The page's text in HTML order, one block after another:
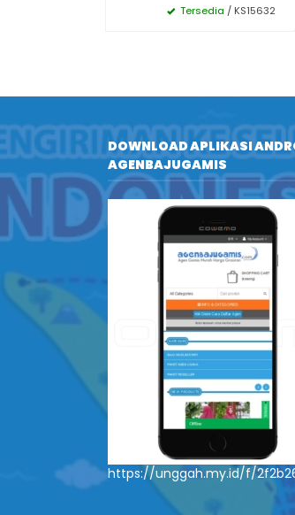
Tersedia / KS15632
DOWNLOAD APLIKASI
AGENBAJUGAMIS
https://unggah.my.id/f/